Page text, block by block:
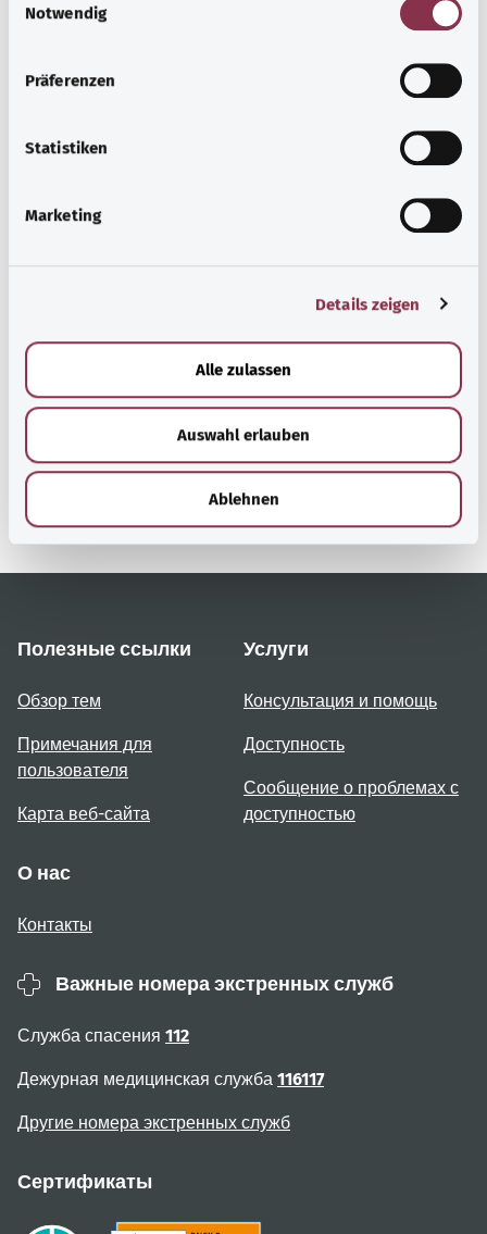
Notwendig
Präferenzen
Statistiken
Marketing
Details zeigen
Alle zulassen
Auswahl erlauben
Ablehnen
Указание
Предоставлено некоммерческой организацией Was
Gesundheit (BMG, Федеральное министерство
здравоохранения).
gesund.bund.de
Bundesministerium für
Gesundheit (Федеральное
министерство
Полезные ссылки
Обзор тем
Примечания для
пользователя
Карта веб-сайта
Услуги
Консультация и помощь
Доступность
Сообщение о проблемах с
доступностью
О нас
Контакты
Важные номера экстренных служб
Служба спасения 112
Дежурная медицинская служба 116117
Другие номера экстренных служб
Сертификаты